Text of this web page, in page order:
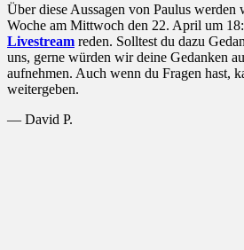
Über diese Aussagen von Paulus werden
Woche am Mittwoch den 22. April um
Livestream reden. Solltest du dazu
uns, gerne würden wir deine Gedanken
aufnehmen. Auch wenn du Fragen hast,
weitergeben.
— David P.